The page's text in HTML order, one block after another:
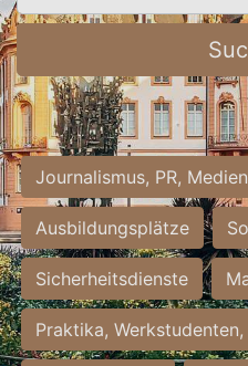
Journalismus, PR,
Ausbildungsplätze
Sicherheitsdienste
Praktika,